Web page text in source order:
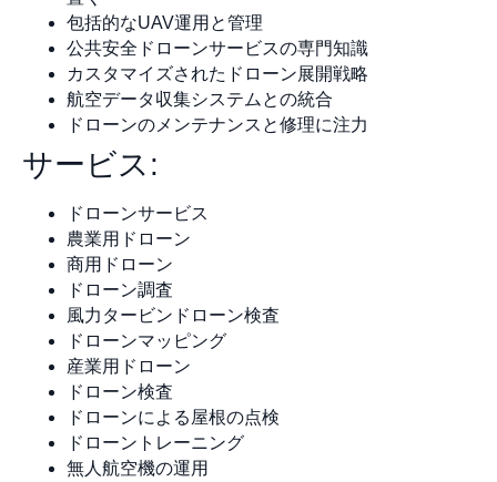
包括的なUAV運用と管理
公共安全ドローンサービスの専門知識
カスタマイズされたドローン展開戦略
航空データ収集システムとの統合
ドローンのメンテナンスと修理に注力
サービス:
ドローンサービス
農業用ドローン
商用ドローン
ドローン調査
風力タービンドローン検査
ドローンマッピング
産業用ドローン
ドローン検査
ドローンによる屋根の点検
ドローントレーニング
無人航空機の運用